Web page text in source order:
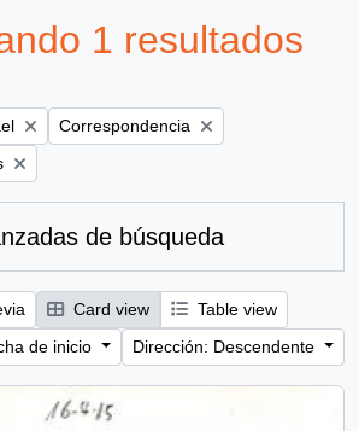
1 resultados
Remove filter:
Correspondencia
de búsqueda
Card view
Table view
de inicio
Dirección: Descendente